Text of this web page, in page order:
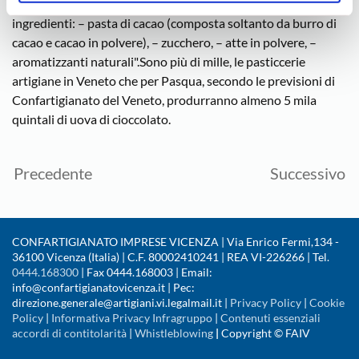
è invece realizzato esclusivamente con i seguenti
ingredienti: – pasta di cacao (composta soltanto da burro di
cacao e cacao in polvere), – zucchero, – atte in polvere, –
aromatizzanti naturali".Sono più di mille, le pasticcerie
artigiane in Veneto che per Pasqua, secondo le previsioni di
Confartigianato del Veneto, produrranno almeno 5 mila
quintali di uova di cioccolato.
Precedente Successivo
CONFARTIGIANATO IMPRESE VICENZA | Via Enrico Fermi,134 -
36100 Vicenza (Italia) | C.F. 80002410241 | REA VI-226266 | Tel.
0444.168300 | Fax 0444.168003 | Email:
info@confartigianatovicenza.it | Pec:
direzione.generale@artigiani.vi.legalmail.it | Privacy Policy | Cookie
Policy | Informativa Privacy Infragruppo | Contenuti essenziali
accordi di contitolarità | Whistleblowing | Copyright © FAIV